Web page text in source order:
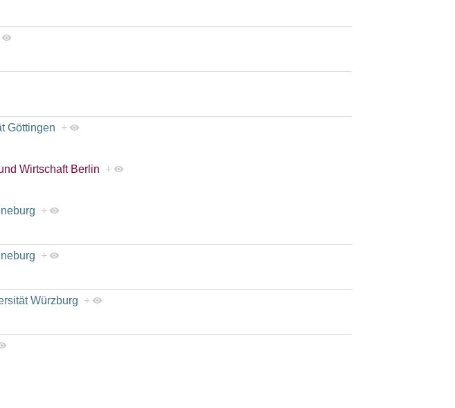
Göttingen +
Wirtschaft Berlin +
+
+
Würzburg +